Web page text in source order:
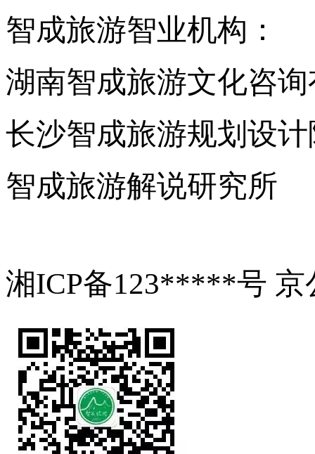
智成旅游智业机构：
湖南智成旅游文化咨
长沙智成旅游规划设
智成旅游解说研究所
湘ICP备123*****号